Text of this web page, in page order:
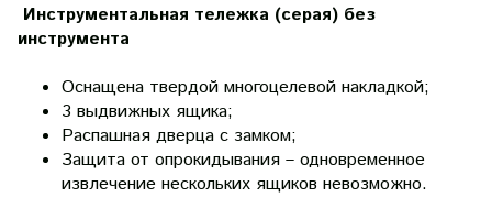
Инструментальная тележка (серая) без
инструмента
Оснащена твердой многоцелевой накладкой;
3 выдвижных ящика;
Распашная дверца с замком;
Защита от опрокидывания – одновременное
извлечение нескольких ящиков невозможно.